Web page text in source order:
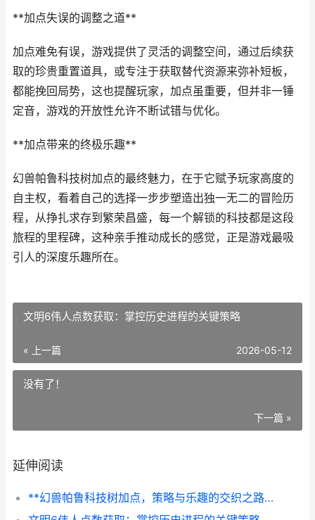
**加点失误的调整之道**
加点难免有误，游戏提供了灵活的调整空间，通过后续获
取的珍贵重置道具，或专注于获取替代资源来弥补短板，
都能挽回局势，这也提醒玩家，加点虽重要，但并非一锤
定音，游戏的开放性允许不断试错与优化。
**加点带来的终极乐趣**
幻兽帕鲁科技树加点的最终魅力，在于它赋予玩家高度的
自主权，看着自己的选择一步步塑造出独一无二的冒险历
程，从挣扎求存到繁荣昌盛，每一个解锁的科技都是这段
旅程的里程碑，这种亲手推动成长的感觉，正是游戏最吸
引人的深度乐趣所在。
文明6伟人点数获取：掌控历史进程的关键策略
« 上一篇 2026-05-12
没有了！
下一篇 »
延伸阅读
**幻兽帕鲁科技树加点，策略与乐趣的交织之路**